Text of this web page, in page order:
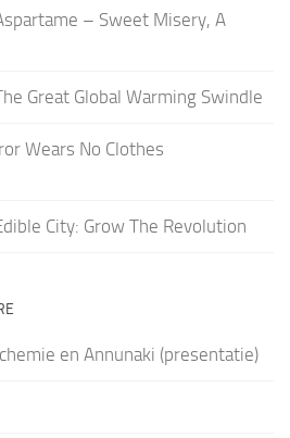
– Sweet Misery, A
Great Global Warming Swindle
Wears No Clothes
City: Grow The Revolution
en Annunaki (presentatie)